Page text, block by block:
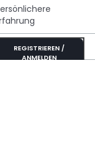
REGISTRIEREN /
ANMELDEN